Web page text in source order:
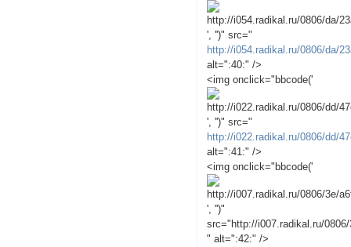
', '')" src="
http://i054.radikal.ru/0806/da/
alt=":40:" />
<img onclick="bbcode('
', '')" src="
http://i022.radikal.ru/0806/dd/
alt=":41:" />
<img onclick="bbcode('
', '')"
src="http://i007.radikal.ru/
" alt=":42:" />